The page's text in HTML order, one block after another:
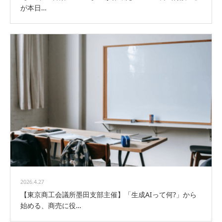
が本日…
2026.4.27
【東京商工会議所墨田支部主催】「生成AIって何?」から
始める、商売に役…